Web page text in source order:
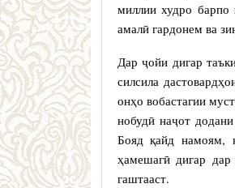
миллии худро
амалӣ гардонем ва
Дар ҷойи дигар
силсила
онҳо вобастагии
нобудӣ наҷот
Бояд қайд намоям,
ҳамешагӣ дигар
гаштааст.